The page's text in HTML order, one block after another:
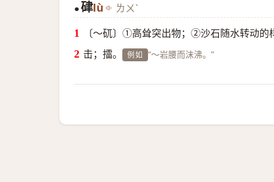
● 硉 lù ㄌㄨˋ
〔～矹〕①高耸突出物；②沙石随水转动
击；擂。 例如 “～岩腰而沫沸。”